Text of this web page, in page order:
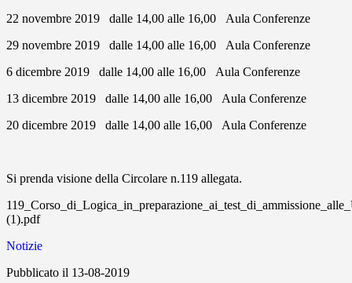
22 novembre 2019 dalle 14,00 alle 16,00 Aula Conferenze
29 novembre 2019 dalle 14,00 alle 16,00 Aula Conferenze
6 dicembre 2019 dalle 14,00 alle 16,00 Aula Conferenze
13 dicembre 2019 dalle 14,00 alle 16,00 Aula Conferenze
20 dicembre 2019 dalle 14,00 alle 16,00 Aula Conferenze
Si prenda visione della Circolare n.119 allegata.
(1).pdf
Notizie
Pubblicato il 13-08-2019